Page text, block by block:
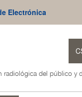
Electrónica